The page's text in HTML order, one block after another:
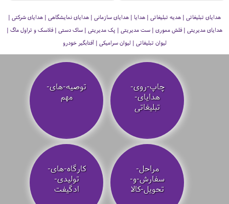
هدایای تبلیغاتی | هدیه تبلیغاتی | هدایا | هدایای سازمانی | هدایای نمایشگاهی | هدایای شرکتی |
هدایای مدیریتی | فلش مموری | ست مدیریتی | پک مدیریتی | ساک دستی | فلاسک و تراول ماگ |
لیوان تبلیغاتی | لیوان سرامیکی | آفتابگیر خودرو
چاپ-روی-
هدایای-
تبلیغاتی
توصیه‌-های-
مهم
مراحل-
سفارش-و-
تحویل-کالا
کارگاه-های-
تولیدی-
ادگیفت